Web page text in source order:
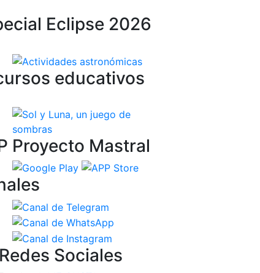
Eclipse 2026
educativos
Proyecto Mastral
Sociales